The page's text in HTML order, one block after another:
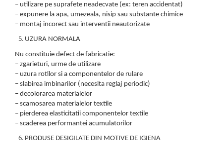
– utilizare pe suprafete neadecvate (ex: teren accidentat)
– expunere la apa, umezeala, nisip sau substante chimice
– montaj incorect sau interventii neautorizate
UZURA NORMALA
Nu constituie defect de fabricatie:
– zgarieturi, urme de utilizare
– uzura rotilor si a componentelor de rulare
– slabirea imbinarilor (necesita reglaj periodic)
– decolorarea materialelor
– scamosarea materialelor textile
– pierderea elasticitatii componentelor textile
– scaderea performantei acumulatorilor
PRODUSE DESIGILATE DIN MOTIVE DE IGIENA